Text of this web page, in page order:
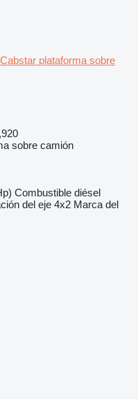
plataforma sobre
sobre camión
Combustible diésel
del eje 4x2 Marca del